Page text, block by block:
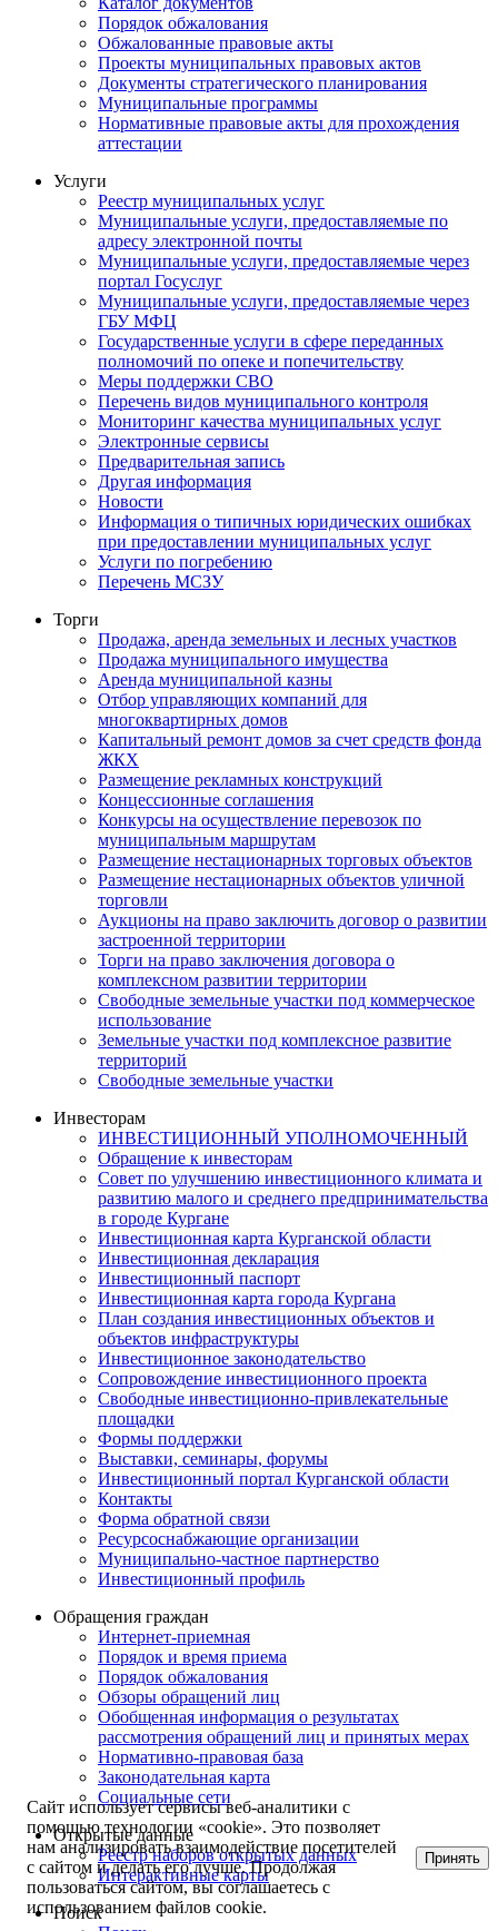
Порядок обжалования
Обжалованные правовые акты
Проекты муниципальных правовых актов
Документы стратегического планирования
Муниципальные программы
Нормативные правовые акты для прохождения
аттестации
Услуги
Реестр муниципальных услуг
Муниципальные услуги, предоставляемые по
адресу электронной почты
Муниципальные услуги, предоставляемые через
портал Госуслуг
Муниципальные услуги, предоставляемые через
ГБУ МФЦ
Государственные услуги в сфере переданных
полномочий по опеке и попечительству
Меры поддержки СВО
Перечень видов муниципального контроля
Мониторинг качества муниципальных услуг
Электронные сервисы
Предварительная запись
Другая информация
Новости
Информация о типичных юридических ошибках
при предоставлении муниципальных услуг
Услуги по погребению
Перечень МСЗУ
Торги
Продажа, аренда земельных и лесных участков
Продажа муниципального имущества
Аренда муниципальной казны
Отбор управляющих компаний для
многоквартирных домов
Капитальный ремонт домов за счет средств фонда
ЖКХ
Размещение рекламных конструкций
Концессионные соглашения
Конкурсы на осуществление перевозок по
муниципальным маршрутам
Размещение нестационарных торговых объектов
Размещение нестационарных объектов уличной
торговли
Аукционы на право заключить договор о развитии
застроенной территории
Торги на право заключения договора о
комплексном развитии территории
Свободные земельные участки под коммерческое
использование
Земельные участки под комплексное развитие
территорий
Свободные земельные участки
Инвесторам
ИНВЕСТИЦИОННЫЙ УПОЛНОМОЧЕННЫЙ
Обращение к инвесторам
Совет по улучшению инвестиционного климата и
развитию малого и среднего предпринимательства
в городе Кургане
Инвестиционная карта Курганской области
Инвестиционная декларация
Инвестиционный паспорт
Инвестиционная карта города Кургана
План создания инвестиционных объектов и
объектов инфраструктуры
Инвестиционное законодательство
Сопровождение инвестиционного проекта
Свободные инвестиционно-привлекательные
площадки
Формы поддержки
Выставки, семинары, форумы
Инвестиционный портал Курганской области
Контакты
Форма обратной связи
Ресурсоснабжающие организации
Муниципально-частное партнерство
Инвестиционный профиль
Обращения граждан
Интернет-приемная
Порядок и время приема
Порядок обжалования
Обзоры обращений лиц
Обобщенная информация о результатах
рассмотрения обращений лиц и принятых мерах
Нормативно-правовая база
Законодательная карта
Социальные сети
Открытые данные
Реестр наборов открытых данных
Интерактивные карты
Поиск
Сайт использует сервисы веб-аналитики с
помощью технологии «cookie». Это позволяет
нам анализировать взаимодействие посетителей
с сайтом и делать его лучше. Продолжая
пользоваться сайтом, вы соглашаетесь с
использованием файлов cookie.
Принять